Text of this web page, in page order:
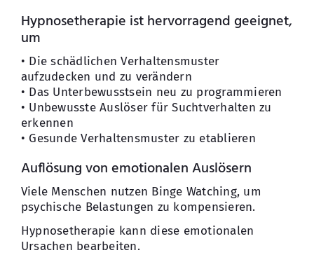
Hypnosetherapie ist hervorragend geeignet,
um
• Die schädlichen Verhaltensmuster
aufzudecken und zu verändern
• Das Unterbewusstsein neu zu programmieren
• Unbewusste Auslöser für Suchtverhalten zu
erkennen
• Gesunde Verhaltensmuster zu etablieren
Auflösung von emotionalen Auslösern
Viele Menschen nutzen Binge Watching, um
psychische Belastungen zu kompensieren.
Hypnosetherapie kann diese emotionalen
Ursachen bearbeiten.